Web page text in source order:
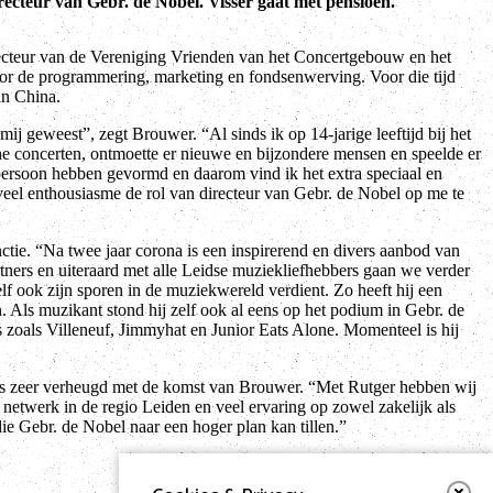
van de Vereniging Vrienden van het Concertgebouw en het
programmering, marketing en fondsenwerving. Voor die tijd
China.
geweest”, zegt Brouwer. “Al sinds ik op 14-jarige leeftijd bij het
ontmoette er nieuwe en bijzondere mensen en speelde er
hebben gevormd en daarom vind ik het extra speciaal en
enthousiasme de rol van directeur van Gebr. de Nobel op me te
“Na twee jaar corona is een inspirerend en divers aanbod van
en uiteraard met alle Leidse muziekliefhebbers gaan we verder
ook zijn sporen in de muziekwereld verdient. Zo heeft hij een
Als muzikant stond hij zelf ook al eens op het podium in Gebr. de
Villeneuf, Jimmyhat en Junior Eats Alone. Momenteel is hij
verheugd met de komst van Brouwer. “Met Rutger hebben wij
in de regio Leiden en veel ervaring op zowel zakelijk als
Gebr. de Nobel naar een hoger plan kan tillen.”